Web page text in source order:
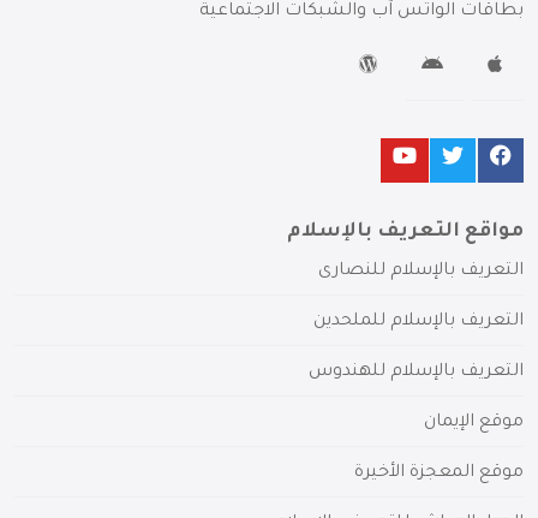
بطاقات الواتس آب والشبكات الاجتماعية
مواقع التعريف بالإسلام
التعريف بالإسلام للنصارى
التعريف بالإسلام للملحدين
التعريف بالإسلام للهندوس
موقع الإيمان
موقع المعجزة الأخيرة